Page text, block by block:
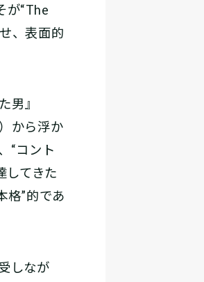
が“The
、表面的
男』
から浮か
“コント
してきた
格”的であ
しなが